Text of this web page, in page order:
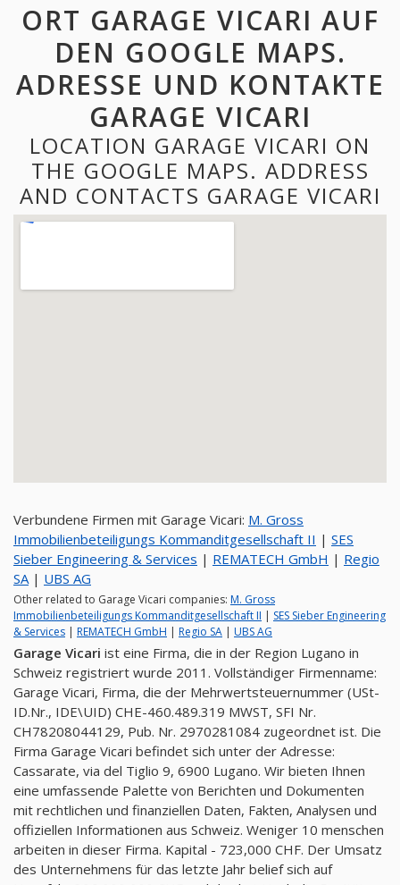
ORT GARAGE VICARI AUF
DEN GOOGLE MAPS.
ADRESSE UND KONTAKTE
GARAGE VICARI
LOCATION GARAGE VICARI ON
THE GOOGLE MAPS. ADDRESS
AND CONTACTS GARAGE VICARI
Verbundene Firmen mit Garage Vicari: M. Gross
Immobilienbeteiligungs Kommanditgesellschaft II | SES
Sieber Engineering & Services | REMATECH GmbH | Regio
SA | UBS AG
Other related to Garage Vicari companies: M. Gross
Immobilienbeteiligungs Kommanditgesellschaft II | SES Sieber Engineering
& Services | REMATECH GmbH | Regio SA | UBS AG
Garage Vicari ist eine Firma, die in der Region Lugano in
Schweiz registriert wurde 2011. Vollständiger Firmenname:
Garage Vicari, Firma, die der Mehrwertsteuernummer (USt-
ID.Nr., IDE\UID) CHE-460.489.319 MWST, SFI Nr.
CH78208044129, Pub. Nr. 2970281084 zugeordnet ist. Die
Firma Garage Vicari befindet sich unter der Adresse:
Cassarate, via del Tiglio 9, 6900 Lugano. Wir bieten Ihnen
eine umfassende Palette von Berichten und Dokumenten
mit rechtlichen und finanziellen Daten, Fakten, Analysen und
offiziellen Informationen aus Schweiz. Weniger 10 menschen
arbeiten in dieser Firma. Kapital - 723,000 CHF. Der Umsatz
des Unternehmens für das letzte Jahr belief sich auf